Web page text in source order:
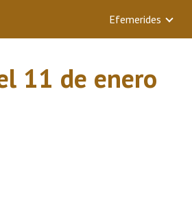
Efemerides
11 de enero